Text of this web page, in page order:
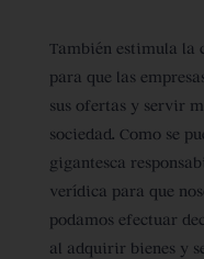
También estimula la
para que las
sus ofertas y servir
sociedad. Como se
gigantesca
verídica para que
podamos efectuar
al adquirir bienes y